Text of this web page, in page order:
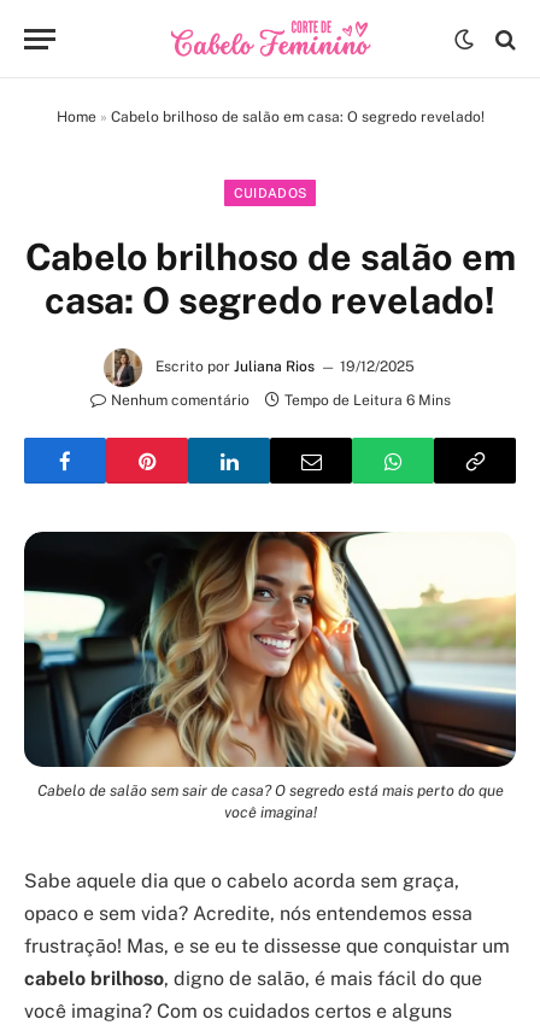
Home» Cabelo brilhoso de salão em casa: O segredo revelado!
CUIDADOS
Cabelo brilhoso de salão em
casa: O segredo revelado!
Escrito por Juliana Rios
19/12/2025
Nenhum comentário
Tempo de Leitura 6 Mins
Cabelo de salão sem sair de casa? O segredo está mais perto do que
você imagina!
Sabe aquele dia que o cabelo acorda sem graça,
opaco e sem vida? Acredite, nós entendemos essa
frustração! Mas, e se eu te dissesse que conquistar um
cabelo brilhoso, digno de salão, é mais fácil do que
você imagina? Com os cuidados certos e alguns